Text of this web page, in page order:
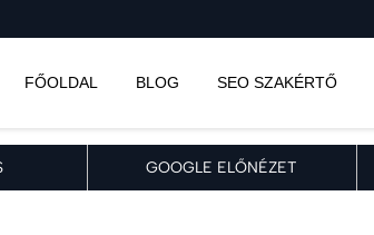
FŐOLDAL BLOG SEO SZAKÉRTŐ
GOOGLE ELŐNÉZET